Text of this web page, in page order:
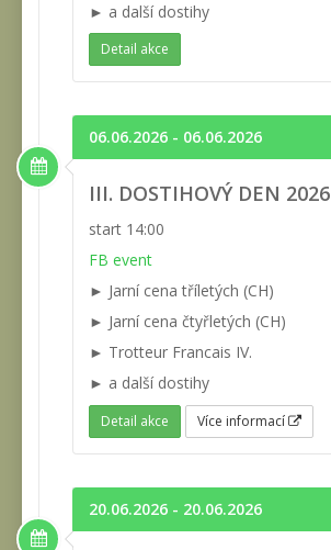
► a další dostihy
Detail akce
06.06.2026 - 06.06.2026
III. DOSTIHOVÝ DEN 2026
start 14:00
FB event
► Jarní cena tříletých (CH)
► Jarní cena čtyřletých (CH)
► Trotteur Francais IV.
► a další dostihy
Detail akce Více informací
20.06.2026 - 20.06.2026